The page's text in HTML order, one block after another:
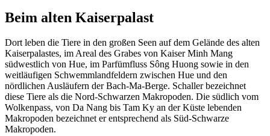
Beim alten Kaiserpalast
Dort leben die Tiere in den großen Seen auf dem Gelände des alten
Kaiserpalastes, im Areal des Grabes von Kaiser Minh Mang
südwestlich von Hue, im Parfümfluss Sông Huong sowie in den
weitläufigen Schwemmlandfeldern zwischen Hue und den
nördlichen Ausläufern der Bach-Ma-Berge. Schaller bezeichnet
diese Tiere als die Nord-Schwarzen Makropoden. Die südlich vom
Wolkenpass, von Da Nang bis Tam Ky an der Küste lebenden
Makropoden bezeichnet er entsprechend als Süd-Schwarze
Makropoden.